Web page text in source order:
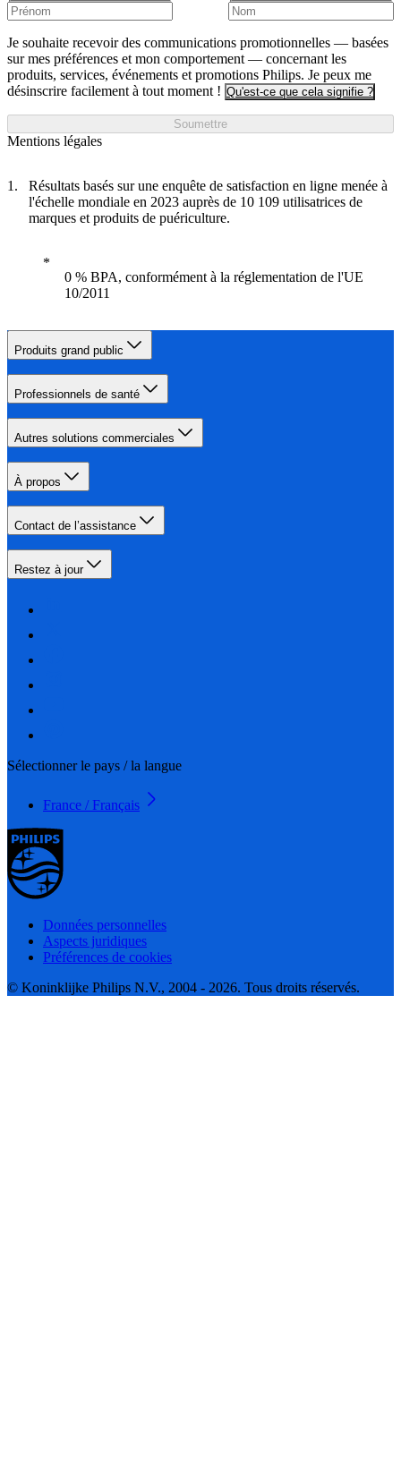
Je souhaite recevoir des communications promotionnelles — basées
sur mes préférences et mon comportement — concernant les
produits, services, événements et promotions Philips. Je peux me
désinscrire facilement à tout moment ! Qu'est-ce que cela signifie ?
Soumettre
Mentions légales
Résultats basés sur une enquête de satisfaction en ligne menée à
l'échelle mondiale en 2023 auprès de 10 109 utilisatrices de
marques et produits de puériculture.
0 % BPA, conformément à la réglementation de l'UE
10/2011
Produits grand public
Professionnels de santé
Autres solutions commerciales
À propos
Contact de l’assistance
Restez à jour
Sélectionner le pays / la langue
France / Français
Données personnelles
Aspects juridiques
Préférences de cookies
© Koninklijke Philips N.V., 2004 - 2026. Tous droits réservés.